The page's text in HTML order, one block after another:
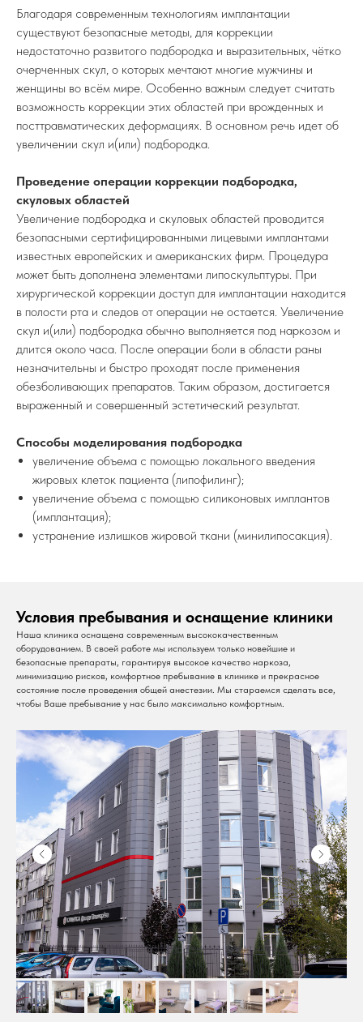
Благодаря современным технологиям имплантации
существуют безопасные методы, для коррекции
недостаточно развитого подбородка и выразительных, чётко
очерченных скул, о которых мечтают многие мужчины и
женщины во всём мире. Особенно важным следует считать
возможность коррекции этих областей при врожденных и
посттравматических деформациях. В основном речь идет об
увеличении скул и(или) подбородка.
Проведение операции коррекции подбородка,
скуловых областей
Увеличение подбородка и скуловых областей проводится
безопасными сертифицированными лицевыми имплантами
известных европейских и американских фирм. Процедура
может быть дополнена элементами липоскульптуры. При
хирургической коррекции доступ для имплантации находится
в полости рта и следов от операции не остается. Увеличение
скул и(или) подбородка обычно выполняется под наркозом и
длится около часа. После операции боли в области раны
незначительны и быстро проходят после применения
обезболивающих препаратов. Таким образом, достигается
выраженный и совершенный эстетический результат.
Способы моделирования подбородка
увеличение объема с помощью локального введения
жировых клеток пациента (липофилинг);
увеличение объема с помощью силиконовых имплантов
(имплантация);
устранение излишков жировой ткани (минилипосакция).
Условия пребывания и оснащение клиники
Наша клиника оснащена современным высококачественным
оборудованием. В своей работе мы используем только новейшие и
безопасные препараты, гарантируя высокое качество наркоза,
минимизацию рисков, комфортное пребывание в клинике и прекрасное
состояние после проведения общей анестезии. Мы стараемся сделать все,
чтобы Ваше пребывание у нас было максимально комфортным.